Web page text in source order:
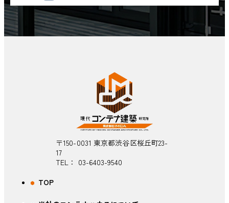
〒150-0031 東京都渋谷区桜丘町23-
17
TEL： 03-6403-9540
TOP